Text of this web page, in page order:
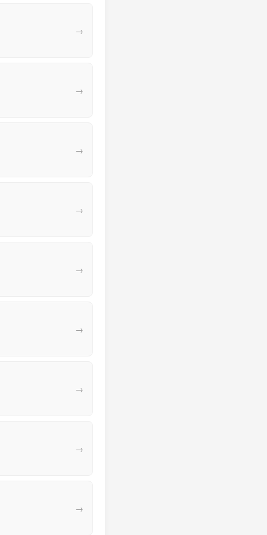
→
→
→
→
→
→
→
→
→